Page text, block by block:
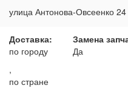
улица Антонова-Овсеенко 24
Доставка:
по городу
,
по стране
Замена
Да